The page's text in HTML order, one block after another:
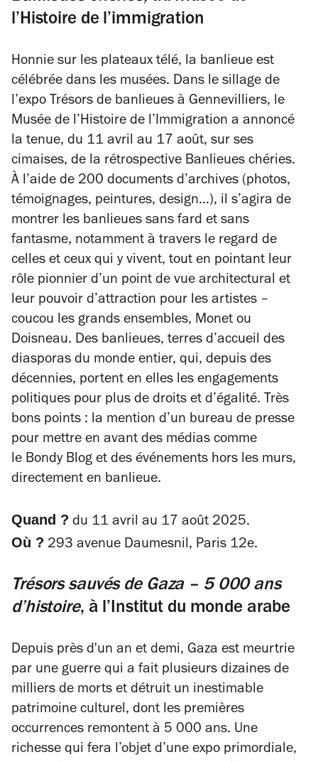
l’Histoire de l’immigration
Honnie sur les plateaux télé, la banlieue est
célébrée dans les musées. Dans le sillage de
l’expo Trésors de banlieues à Gennevilliers, le
Musée de l’Histoire de l’Immigration a annoncé
la tenue, du 11 avril au 17 août, sur ses
cimaises, de la rétrospective Banlieues chéries.
À l’aide de 200 documents d’archives (photos,
témoignages, peintures, design…), il s’agira de
montrer les banlieues sans fard et sans
fantasme, notamment à travers le regard de
celles et ceux qui y vivent, tout en pointant leur
rôle pionnier d’un point de vue architectural et
leur pouvoir d’attraction pour les artistes –
coucou les grands ensembles, Monet ou
Doisneau. Des banlieues, terres d’accueil des
diasporas du monde entier, qui, depuis des
décennies, portent en elles les engagements
politiques pour plus de droits et d’égalité. Très
bons points : la mention d’un bureau de presse
pour mettre en avant des médias comme
le Bondy Blog et des événements hors les murs,
directement en banlieue.
Quand ? du 11 avril au 17 août 2025.
Où ? 293 avenue Daumesnil, Paris 12e.
Trésors sauvés de Gaza – 5 000 ans
d’histoire, à l’Institut du monde arabe
Depuis près d'un an et demi, Gaza est meurtrie
par une guerre qui a fait plusieurs dizaines de
milliers de morts et détruit un inestimable
patrimoine culturel, dont les premières
occurrences remontent à 5 000 ans. Une
richesse qui fera l’objet d’une expo primordiale,